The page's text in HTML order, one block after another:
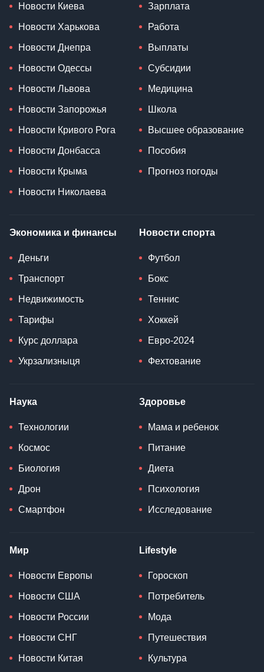
Новости Киева
Новости Харькова
Новости Днепра
Новости Одессы
Новости Львова
Новости Запорожья
Новости Кривого Рога
Новости Донбасса
Новости Крыма
Новости Николаева
Зарплата
Работа
Выплаты
Субсидии
Медицина
Школа
Высшее образование
Пособия
Прогноз погоды
Экономика и финансы
Деньги
Транспорт
Недвижимость
Тарифы
Курс доллара
Укрзализныця
Новости спорта
Футбол
Бокс
Теннис
Хоккей
Евро-2024
Фехтование
Наука
Технологии
Космос
Биология
Дрон
Смартфон
Здоровье
Мама и ребенок
Питание
Диета
Психология
Исследование
Мир
Новости Европы
Новости США
Новости России
Новости СНГ
Новости Китая
Lifestyle
Гороскоп
Потребитель
Мода
Путешествия
Культура